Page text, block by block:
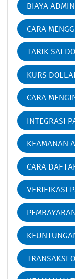
BIAYA
CARA
TARIK
KURS
CARA
INTEGRASI
KEAMANAN
CARA
VERIFIKASI
TRANSAKSI